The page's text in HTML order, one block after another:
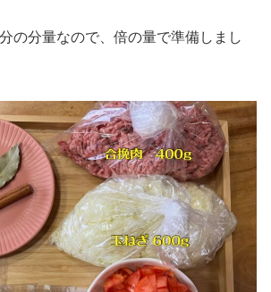
の分量なので、倍の量で準備しまし